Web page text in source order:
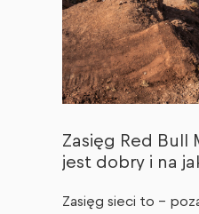
Zasięg Red Bull
jest dobry i na
Zasięg sieci to –